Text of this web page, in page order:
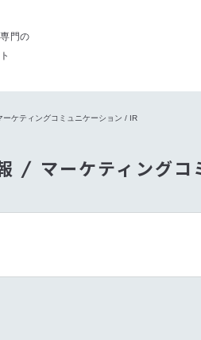
門の
ーケティングコミュニケーション / IR
/ マーケティング